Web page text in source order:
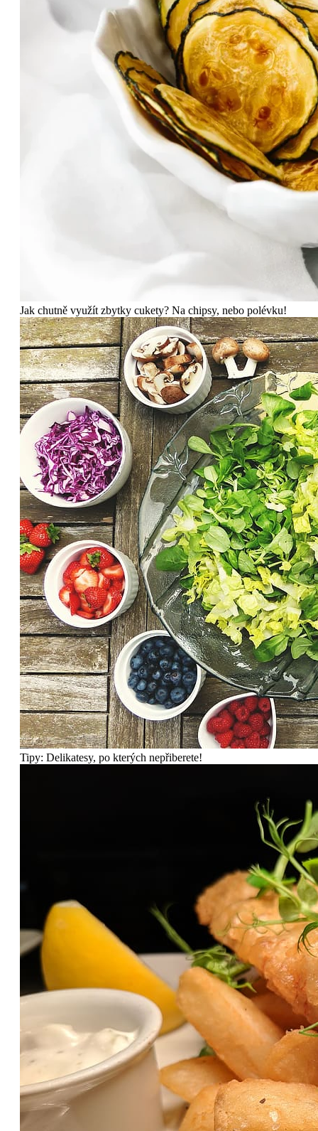
Jak chutně využít zbytky cukety? Na chipsy, nebo polévku!
Tipy: Delikatesy, po kterých nepřiberete!